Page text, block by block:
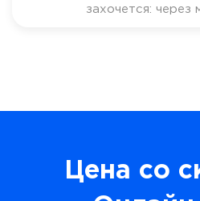
захочется: через
Цена со